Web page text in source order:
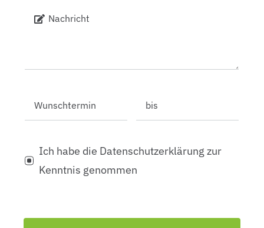
Ich habe die Datenschutzerklärung zur
Kenntnis genommen